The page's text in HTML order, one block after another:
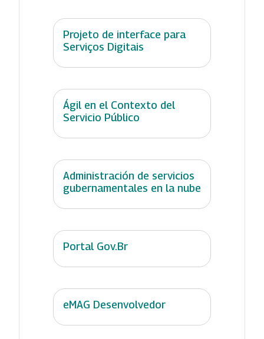
Projeto de interface para
Serviços Digitais
Ágil en el Contexto del
Servicio Público
Administración de servicios
gubernamentales en la nube
Portal Gov.Br
eMAG Desenvolvedor